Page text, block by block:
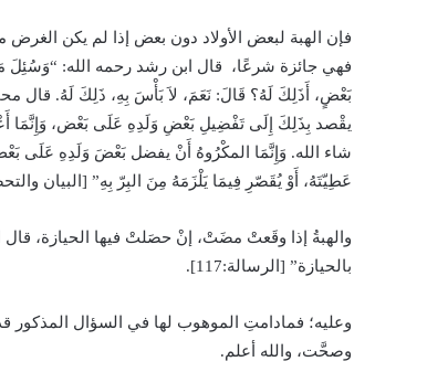
فإن الهبة لبعض الأولاد دون بعض إذا لم يكن الغرض
فهي جائزة شرعًا، قال ابن رشد رحمه الله: “وَسُئِلَ
بَعْضٍ، أَذَلِكَ لَهُ؟ قَالَ: نَعَمَ، لاَ بَأْسَ بِهِ، ذَلِكَ لَهُ. قال
يقْصد بِذَلِكَ إِلَى تَفْضِيلِ بَعْضِ وَلَدِهِ عَلَى بَعْض، وَإِنَّمَا
شاء الله. وَإِنَّمَا المكْرُوهُ أَنْ يفضل بَعْضَ وَلَدِهِ عَلَى
عَطِيّتَهُ، أَوْ يُقَصّرِ فِيمَا يَلْزَمَهُ مِنَ البِرّ بِهِ” [البيان
والهبةُ إذا وقَعتْ مضَتْ، إنْ حصَلتْ فيها الحيازة، قال
بالحيازة” [الرسالة:117].
وعليه؛ فمادامتِ الموهوب لها في السؤال المذكور
وصحَّت، والله أعلم.